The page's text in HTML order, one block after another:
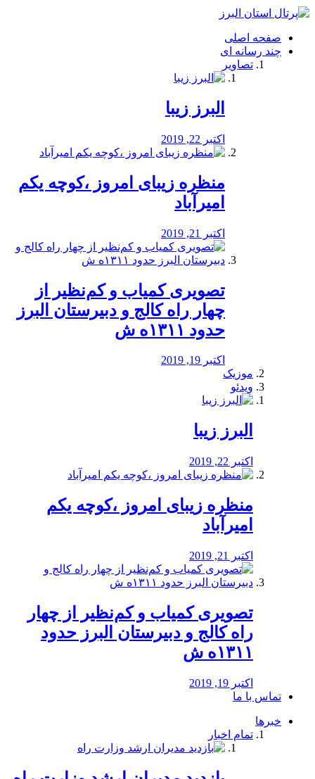
فصد
شرق
تهران
خشکشویی
صفحه اصلی
چند رسانه ای
تصاویر
البرز زیبا
اکتبر 22, 2019
منظره‌‌ زیبای امروز ،کوچه یکم
امیرآباد
اکتبر 21, 2019
️تصویری کمیاب و کم‌نظیر از
چهار راه كالج و دبيرستان البرز
حدود ۱۳۱۱ه ش
اکتبر 19, 2019
موزیک
ویدئو
البرز زیبا
اکتبر 22, 2019
منظره‌‌ زیبای امروز ،کوچه یکم
امیرآباد
اکتبر 21, 2019
️تصویری کمیاب و کم‌نظیر از چهار
راه كالج و دبيرستان البرز حدود
۱۳۱۱ه ش
اکتبر 19, 2019
تماس با ما
خبرها
تمام اخبار